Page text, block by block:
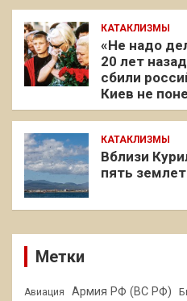
КАТАКЛИЗМЫ
«Не надо
20 лет
сбили
Киев не
КАТАКЛИЗМЫ
Вблизи
пять
Метки
Авиация Армия РФ (ВС РФ)